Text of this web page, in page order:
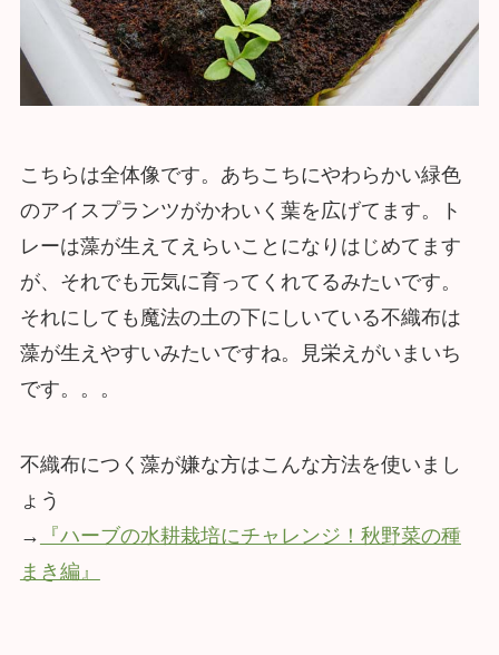
こちらは全体像です。あちこちにやわらかい緑色
のアイスプランツがかわいく葉を広げてます。ト
レーは藻が生えてえらいことになりはじめてます
が、それでも元気に育ってくれてるみたいです。
それにしても魔法の土の下にしいている不織布は
藻が生えやすいみたいですね。見栄えがいまいち
です。。。
不織布につく藻が嫌な方はこんな方法を使いまし
ょう
→
『ハーブの水耕栽培にチャレンジ！秋野菜の種
まき編』